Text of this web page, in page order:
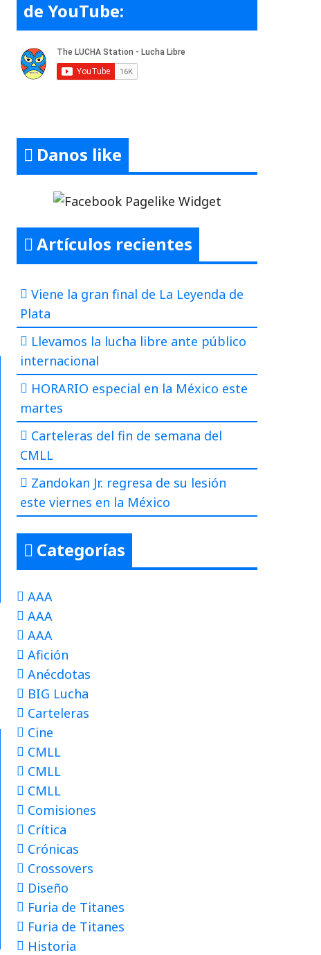
de YouTube:
Danos like
Artículos recientes
Viene la gran final de La Leyenda de
Plata
Llevamos la lucha libre ante público
internacional
HORARIO especial en la México este
martes
Carteleras del fin de semana del
CMLL
Zandokan Jr. regresa de su lesión
este viernes en la México
Categorías
AAA
AAA
AAA
Afición
Anécdotas
BIG Lucha
Carteleras
Cine
CMLL
CMLL
CMLL
Comisiones
Crítica
Crónicas
Crossovers
Diseño
Furia de Titanes
Furia de Titanes
Historia